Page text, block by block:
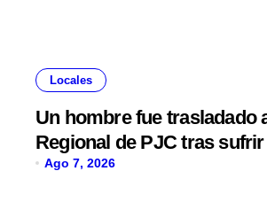
Locales
Un hombre fue trasladado
Regional de PJC tras
descarga eléctrica
Ago 7, 2026